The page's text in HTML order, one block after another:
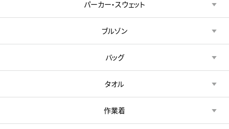
パーカー・スウェット
ブルゾン
バッグ
タオル
作業着